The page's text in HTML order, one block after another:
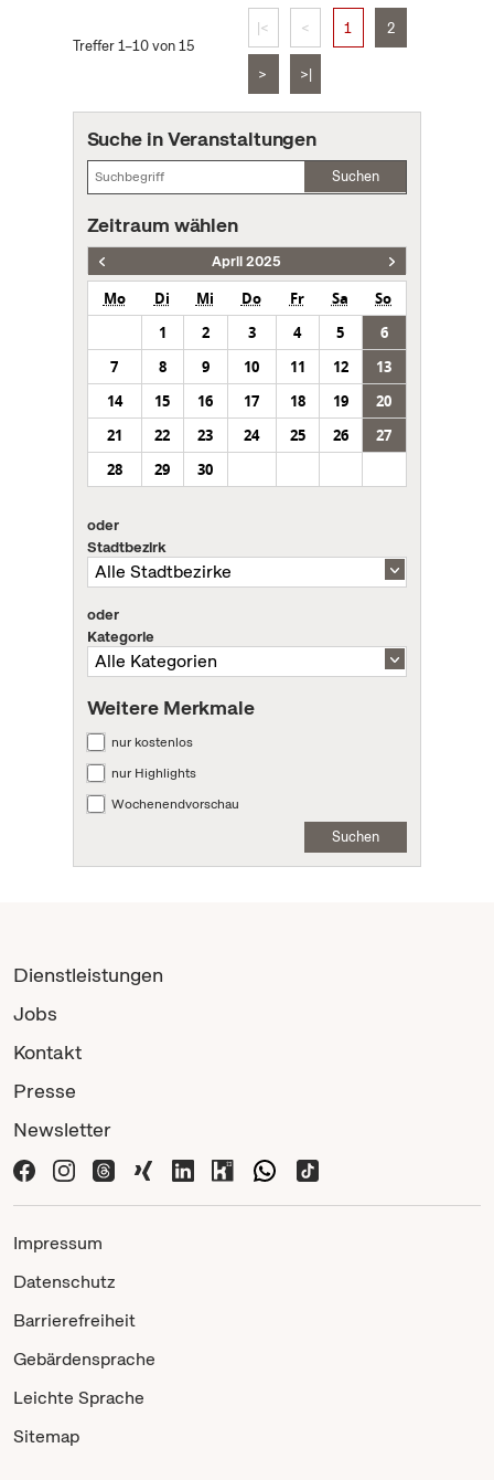
Treffer 1–10 von 15
|< < 1 2
> >|
Suche in Veranstaltungen
Suchen
Zeitraum wählen
April 2025
Mo Di Mi Do Fr Sa
So
1
2 3 4 5
6
7
8 9 10 11 12
13
14
15 16 17 18 19
20
21
22 23 24 25 26
27
28
29 30
oder
Stadtbezirk
oder
Kategorie
Weitere Merkmale
nur kostenlos
nur Highlights
Wochenendvorschau
Suchen
Dienstleistungen
Jobs
Kontakt
Presse
Newsletter
Impressum
Datenschutz
Barrierefreiheit
Gebärdensprache
Leichte Sprache
Sitemap